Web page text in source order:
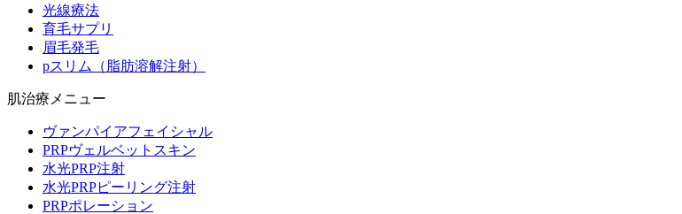
光線療法
育毛サプリ
眉毛発毛
pスリム（脂肪溶解注射）
肌治療メニュー
ヴァンパイアフェイシャル
PRPヴェルベットスキン
水光PRP注射
水光PRPピーリング注射
PRPポレーション